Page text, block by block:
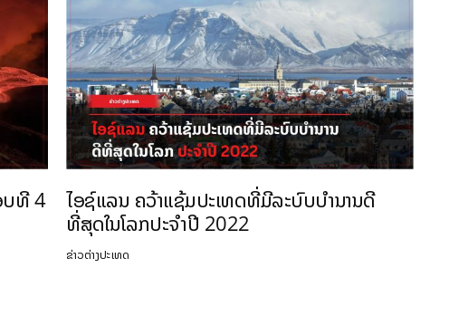
ບທີ 4
ໄອຊ໌ແລນ ຄວ້າແຊ້ມປະເທດທີ່ມີລະບົບບຳນານດີ
ທີ່ສຸດໃນໂລກປະຈໍາປີ 2022
ຂ່າວຕ່າງປະເທດ